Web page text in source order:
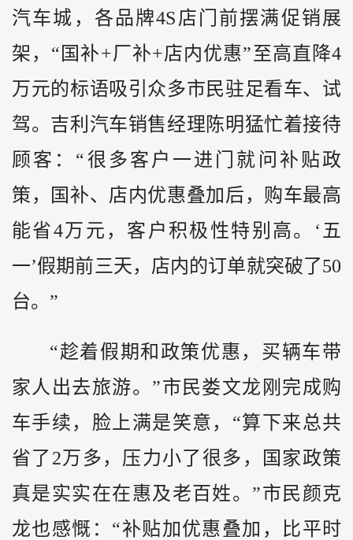
汽车城，各品牌4S店门前摆满促销展
架，“国补+厂补+店内优惠”至高直降4
万元的标语吸引众多市民驻足看车、试
驾。吉利汽车销售经理陈明猛忙着接待
顾客：“很多客户一进门就问补贴政
策，国补、店内优惠叠加后，购车最高
能省4万元，客户积极性特别高。‘五
一’假期前三天，店内的订单就突破了50
台。”
“趁着假期和政策优惠，买辆车带
家人出去旅游。”市民娄文龙刚完成购
车手续，脸上满是笑意，“算下来总共
省了2万多，压力小了很多，国家政策
真是实实在在惠及老百姓。”市民颜克
龙也感慨：“补贴加优惠叠加，比平时